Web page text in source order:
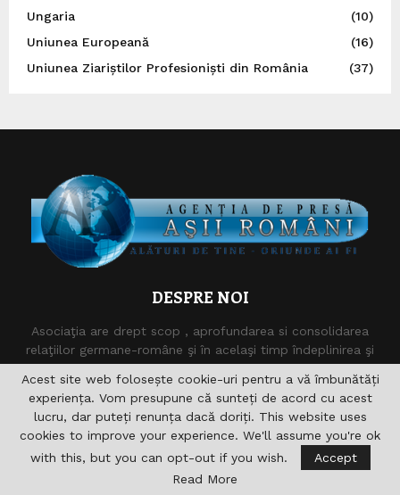
Ungaria
(10)
Uniunea Europeană
(16)
Uniunea Ziariștilor Profesioniști din România
(37)
DESPRE NOI
Asociaţia are drept scop , aprofundarea si consolidarea
relaţiilor germane-române şi în acelaşi timp îndeplinirea şi
sprijinirea diferitelor acţiuni pentru domeniile formare,
cultură, sport, radio, Informaţie şi de asemenea realizarea
accesului către noile căi de comunicare. nu vizeaza in
primul rand obtinerea unui profit economic.
Contact :asii.romani@yahoo.com
Acest site web folosește cookie-uri pentru a vă îmbunătăți
experiența. Vom presupune că sunteți de acord cu acest
lucru, dar puteți renunța dacă doriți. This website uses
cookies to improve your experience. We'll assume you're ok
with this, but you can opt-out if you wish.
Accept
Read More